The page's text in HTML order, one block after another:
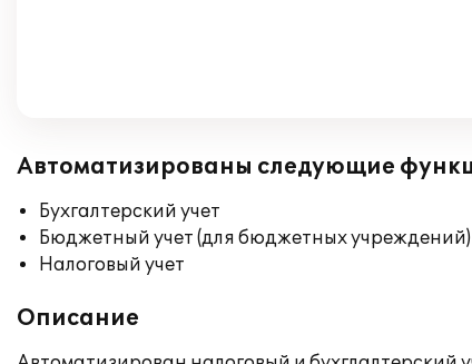
Автоматизированы следующие
Бухгалтерский учет
Бюджетный учет (для бюджетных учреждений)
Налоговый учет
Описание